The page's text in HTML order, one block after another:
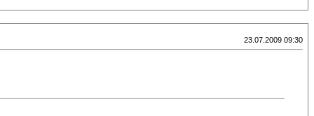
23.07.2009 09:30